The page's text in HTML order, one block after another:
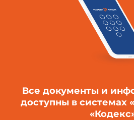
Все документы и
доступны в системах